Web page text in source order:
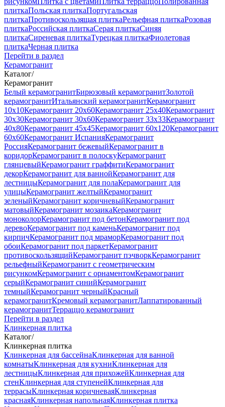
плиткаПольская плиткаПортугальская
плиткаПротивоскользящая плиткаРельефная плиткаРозовая
плиткаРоссийская плиткаСерая плиткаСиняя
плиткаСиреневая плиткаТурецкая плиткаФиолетовая
плиткаЧерная плитка
Перейти в раздел
Керамогранит
Каталог/
Керамогранит
Белый керамогранитБирюзовый керамогранитЗолотой
керамогранитИтальянский керамогранитКерамогранит
10x10Керамогранит 20x60Керамогранит 25x40Керамогранит
30x30Керамогранит 30x60Керамогранит 33x33Керамогранит
40x80Керамогранит 45x45Керамогранит 60x120Керамогранит
60x60Керамогранит ИспанияКерамогранит
РоссияКерамогранит бежевыйКерамогранит в
коридорКерамогранит в полоскуКерамогранит
глянцевыйКерамогранит граффитиКерамогранит
декорКерамогранит для ваннойКерамогранит для
лестницыКерамогранит для полаКерамогранит для
улицыКерамогранит желтыйКерамогранит
зеленыйКерамогранит коричневыйКерамогранит
матовыйКерамогранит мозаикаКерамогранит
моноколорКерамогранит под бетонКерамогранит под
деревоКерамогранит под каменьКерамогранит под
кирпичКерамогранит под мраморКерамогранит под
обоиКерамогранит под паркетКерамогранит
противоскользящийКерамогранит пэчворкКерамогранит
рельефныйКерамогранит с геометрическим
рисункомКерамогранит с орнаментомКерамогранит
серыйКерамогранит синийКерамогранит
темныйКерамогранит черныйКрасный
керамогранитКремовый керамогранитЛаппатированный
керамогранитТерраццо керамогранит
Перейти в раздел
Клинкерная плитка
Каталог/
Клинкерная плитка
Клинкерная для бассейнаКлинкерная для ванной
комнатыКлинкерная для кухниКлинкерная для
лестницыКлинкерная для прихожейКлинкерная для
стенКлинкерная для ступенейКлинкерная для
террасыКлинкерная коричневаяКлинкерная
краснаяКлинкерная напольнаяКлинкерная плитка